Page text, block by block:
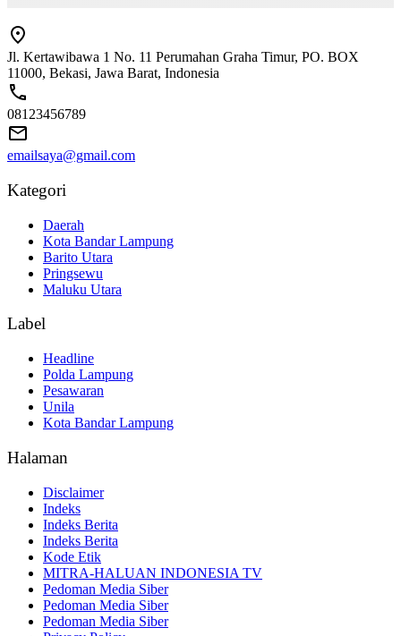
Jl. Kertawibawa 1 No. 11 Perumahan Graha Timur, PO. BOX
11000, Bekasi, Jawa Barat, Indonesia
08123456789
emailsaya@gmail.com
Kategori
Daerah
Kota Bandar Lampung
Barito Utara
Pringsewu
Maluku Utara
Label
Headline
Polda Lampung
Pesawaran
Unila
Kota Bandar Lampung
Halaman
Disclaimer
Indeks
Indeks Berita
Indeks Berita
Kode Etik
MITRA-HALUAN INDONESIA TV
Pedoman Media Siber
Pedoman Media Siber
Pedoman Media Siber